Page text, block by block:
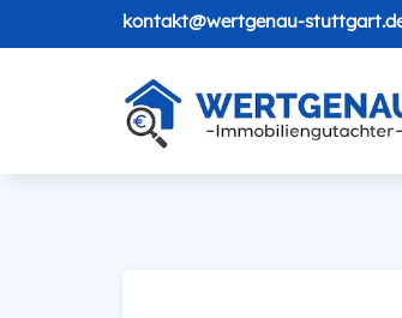
kontakt@wertgenau-